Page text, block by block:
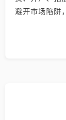
避开市场陷阱